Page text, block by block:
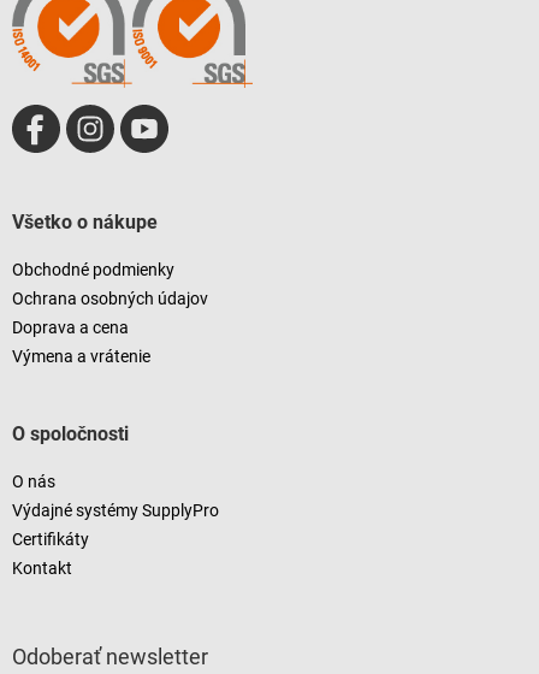
Všetko o nákupe
Obchodné podmienky
Ochrana osobných údajov
Doprava a cena
Výmena a vrátenie
O spoločnosti
O nás
Výdajné systémy SupplyPro
Certifikáty
Kontakt
Odoberať newsletter